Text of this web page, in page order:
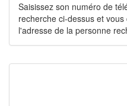
Saisissez son numéro de
recherche ci-dessus et
l'adresse de la personne